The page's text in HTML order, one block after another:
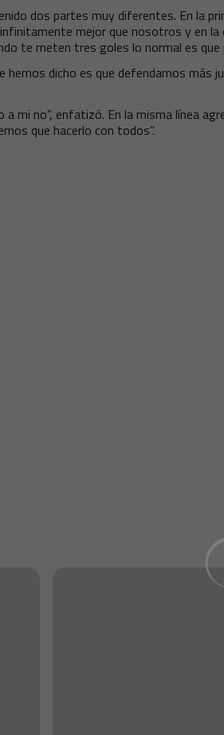
dos partes muy diferentes. En la
mejor que nosotros y en la
te meten tres goles lo normal es que
hemos dicho es que defendamos más
mi no”, enfatizó. En la misma línea
que hacerlo con todos”.